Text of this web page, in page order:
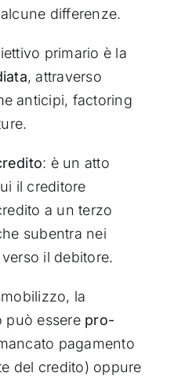
differenze.
primario è la
, attraverso
anticipi, factoring
: è un atto
il creditore
a un terzo
subentra nei
il debitore.
la
può essere pro-
pagamento
del credito) oppure